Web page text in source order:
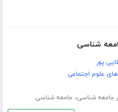
شناسی
پور
علوم اجتماعی
جامعه شناسی، جامعه شناسی